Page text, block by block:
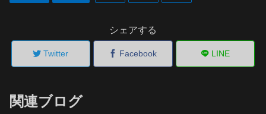
シェアする
Twitter Facebook LINE
関連ブログ